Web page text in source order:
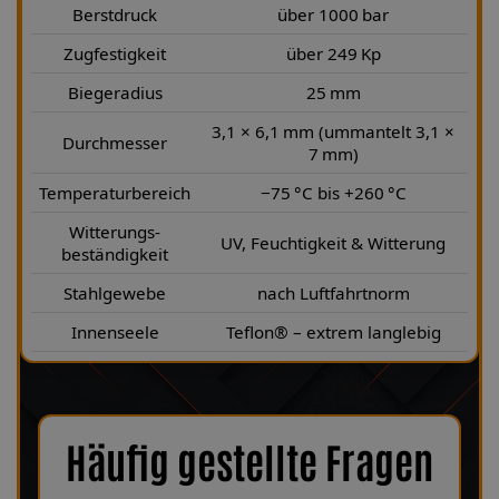
Berstdruck
über 1000 bar
Zugfestigkeit
über 249 Kp
Biegeradius
25 mm
Durchmesser
3,1 × 6,1 mm (ummantelt 3,1 ×
7 mm)
Temperaturbereich
−75 °C bis +260 °C
Witterungs-
beständigkeit
UV, Feuchtigkeit & Witterung
Stahlgewebe
nach Luftfahrtnorm
Innenseele
Teflon® – extrem langlebig
Häufig gestellte Fragen